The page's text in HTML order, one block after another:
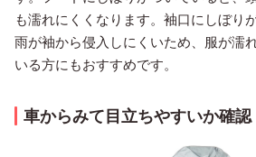
も濡れにくくなります。袖口にしぼり
雨が袖から侵入しにくいため、服が濡
いる方にもおすすめです。
車からみて目立ちやすいか確認